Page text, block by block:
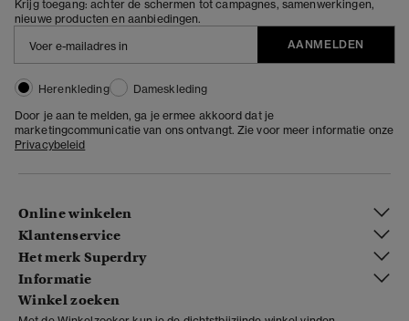
Krijg toegang: achter de schermen tot campagnes, samenwerkingen,
nieuwe producten en aanbiedingen.
AANMELDEN
Herenkleding
Dameskleding
Door je aan te melden, ga je ermee akkoord dat je
marketingcommunicatie van ons ontvangt. Zie voor meer informatie onze
Privacybeleid
Online winkelen
Klantenservice
Het merk Superdry
Informatie
Winkel zoeken